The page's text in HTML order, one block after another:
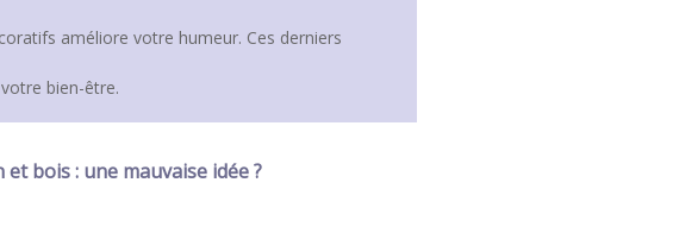
améliore votre humeur. Ces derniers
bien-être.
et bois : une mauvaise idée ?